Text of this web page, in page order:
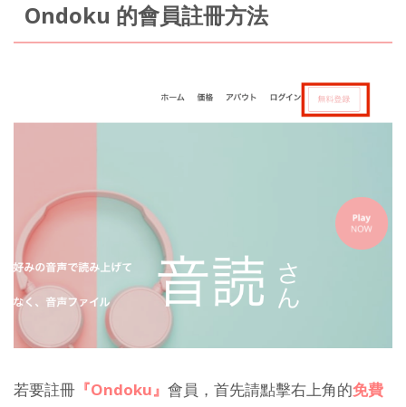
Ondoku 的會員註冊方法
若要註冊 『Ondoku』 會員，首先請點擊右上角的免費